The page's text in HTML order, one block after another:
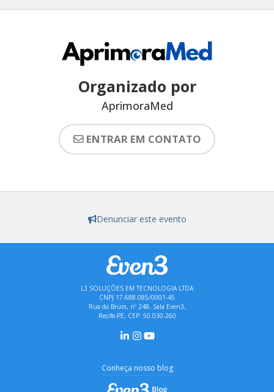
Organizado por
AprimoraMed
ENTRAR EM CONTATO
Denunciar este evento
L3 SOLUÇÕES EM TECNOLOGIA LTDA
CNPJ 17.688.085/0001-45
Rua do Brum, nº 248, Sala Even3,
Recife-PE, CEP: 50.030-260
Conheça nosso blog